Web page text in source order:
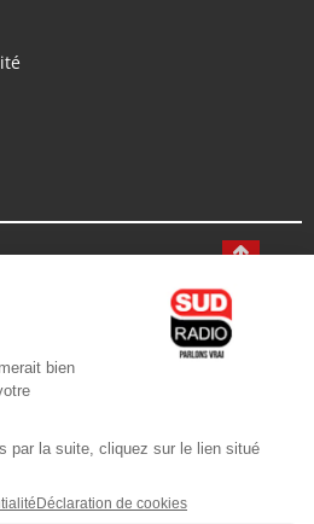
/ Android
l'application